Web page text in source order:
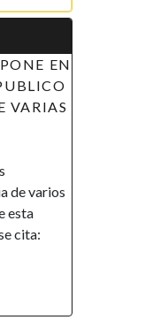
DE
- AVISO
El
de Guinea
de su política de
y la autonomía
empoderamiento